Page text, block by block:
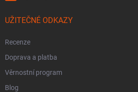
UŽITEČNÉ ODKAZY
Recenze
Doprava a platba
Věrnostní program
Blog